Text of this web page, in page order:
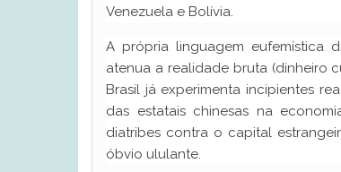
Venezuela e Bolívia.
A própria linguagem eufemística
atenua a realidade bruta (dinheiro
Brasil já experimenta incipientes
das estatais chinesas na
diatribes contra o capital
óbvio ululante.